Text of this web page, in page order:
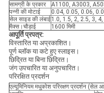
सामग्री के प्रकार
A1100, A3003,
पन्नी की मोटाई
0.04, 0.05, 0.06,
सेल साइड की लंबाई1.0, 1.5, 2, 2.5, 3,
मैक्स।चौड़ाई
1600 मिमी
आपूर्ति प्रपत्र:
विस्तारित या अप्रकाशित।
पूर्ण ब्लॉक या कटे हुए स्लाइस।
छिद्रित या बिना छिद्रित।
जंग उपचारित या अनुपचारित।
परिरक्षित प्रदर्शन
एल्यूमिनियम मधुकोश परिरक्षण प्रदर्शन (सेल